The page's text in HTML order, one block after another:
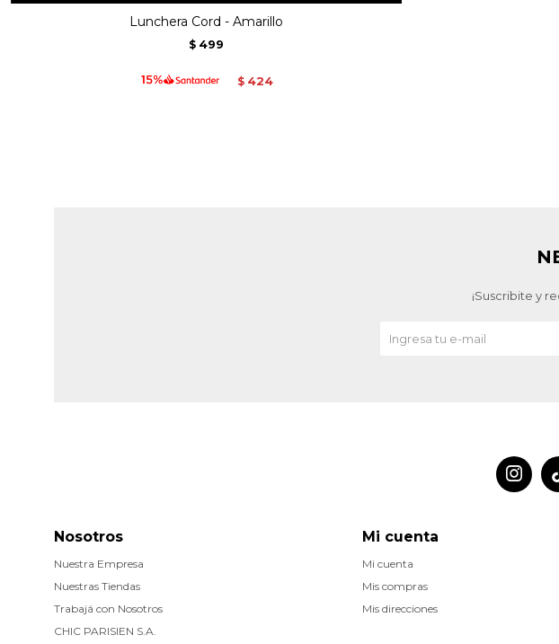
Lunchera Cord - Amarillo
$ 499
$ 424

Nosotros
Nuestra Empresa
Nuestras Tiendas
Trabajá con Nosotros
CHIC PARISIEN S.A.
Mi cuenta
Mi cuenta
Mis compras
Mis direcciones
¡Suscribite y